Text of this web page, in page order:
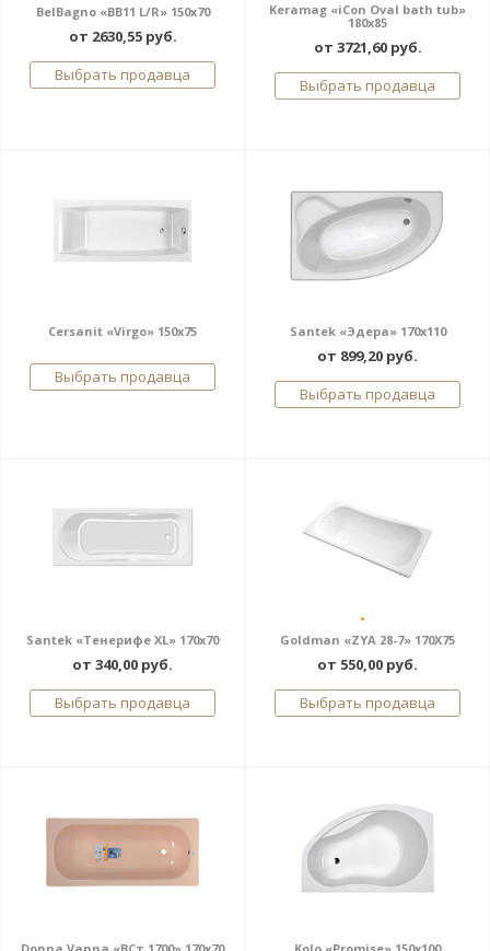
BelBagno «BB11 L/R» 150x70
от 2630,55 руб.
Выбрать продавца
Keramag «iCon Oval bath tub»
180x85
от 3721,60 руб.
Выбрать продавца
Cersanit «Virgo» 150x75
Выбрать продавца
Santek «Эдера» 170x110
от 899,20 руб.
Выбрать продавца
Santek «Тенерифе XL» 170x70
от 340,00 руб.
Выбрать продавца
Goldman «ZYA 28-7» 170X75
от 550,00 руб.
Выбрать продавца